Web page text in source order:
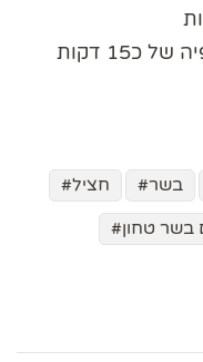
בשר
חציל
בשר טחון